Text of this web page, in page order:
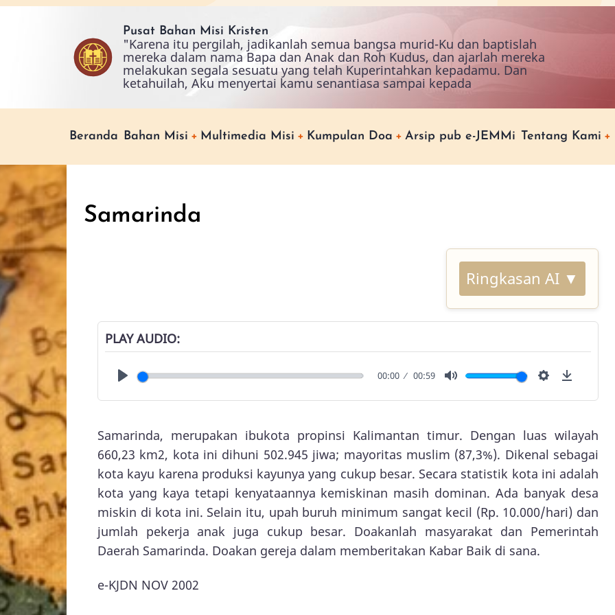
Skip
Pusat Bahan Misi Kristen
"Karena itu pergilah, jadikanlah semua bangsa murid-Ku dan baptislah
mereka dalam nama Bapa dan Anak dan Roh Kudus, dan ajarlah mereka
melakukan segala sesuatu yang telah Kuperintahkan kepadamu. Dan
ketahuilah, Aku menyertai kamu senantiasa sampai kepada
Main
Beranda Bahan Misi Multimedia Misi Kumpulan Doa Arsip pub e-JEMMi Tentang Kami
Samarinda
Ringkasan AI ▼
PLAY AUDIO
00:00 00:59
Samarinda, merupakan ibukota propinsi Kalimantan timur. Dengan luas wilayah
660,23 km2, kota ini dihuni 502.945 jiwa; mayoritas muslim (87,3%). Dikenal sebagai
kota kayu karena produksi kayunya yang cukup besar. Secara statistik kota ini adalah
kota yang kaya tetapi kenyataannya kemiskinan masih dominan. Ada banyak desa
miskin di kota ini. Selain itu, upah buruh minimum sangat kecil (Rp. 10.000/hari) dan
jumlah pekerja anak juga cukup besar. Doakanlah masyarakat dan Pemerintah
Daerah Samarinda. Doakan gereja dalam memberitakan Kabar Baik di sana.
e-KJDN NOV 2002